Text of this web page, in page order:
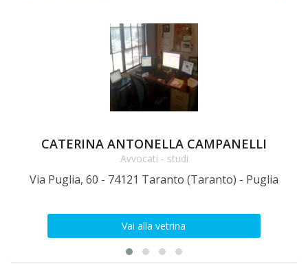
CATERINA ANTONELLA CAMPANELLI
Avvocati - studi
Via Puglia, 60 - 74121 Taranto (Taranto) - Puglia
Vai alla vetrina